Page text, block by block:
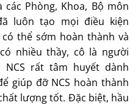
Phòng, Khoa, Bộ môn
luôn tạo mọi điều kiện
thể sớm hoàn thành và
nhiều thầy, cô là người
rất tâm huyết dành
giúp đỡ NCS hoàn thành
lượng tốt. Đặc biệt, hầu